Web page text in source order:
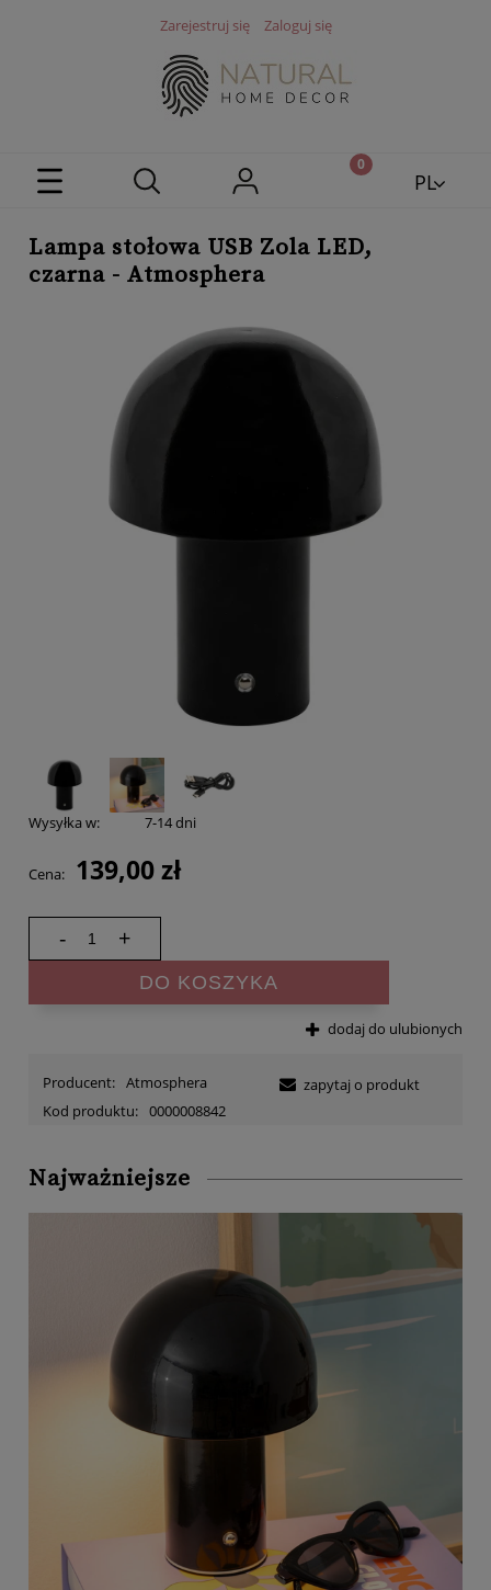
Zarejestruj się Zaloguj się
PL
Lampa stołowa USB Zola LED,
czarna - Atmosphera
Wysyłka w: 7-14 dni
Cena: 139,00 zł
- +
DO KOSZYKA
dodaj do ulubionych
Producent: Atmosphera
Kod produktu: 0000008842
zapytaj o produkt
Najważniejsze